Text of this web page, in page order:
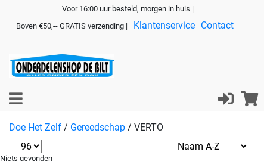
Voor 16:00 uur besteld, morgen in huis |
Boven €50,-- GRATIS verzending |
Klantenservice Contact
Doe Het Zelf / Gereedschap / VERTO
Niets gevonden